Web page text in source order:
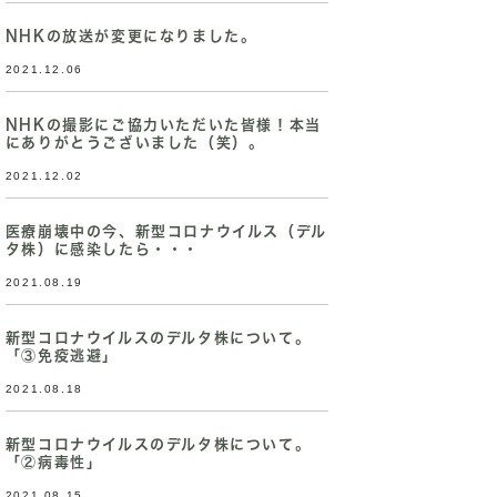
NHKの放送が変更になりました。
2021.12.06
NHKの撮影にご協力いただいた皆様！本当
にありがとうございました（笑）。
2021.12.02
医療崩壊中の今、新型コロナウイルス（デル
タ株）に感染したら・・・
2021.08.19
新型コロナウイルスのデルタ株について。
「③免疫逃避」
2021.08.18
新型コロナウイルスのデルタ株について。
「②病毒性」